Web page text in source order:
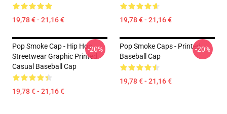
19,78 € - 21,16 € 19,78 € - 21,16 €
Pop Smoke Cap - Hip Hop
Streetwear Graphic Printed
Casual Baseball Cap
19,78 € - 21,16 €
-20%
Pop Smoke Caps - Printed
Baseball Cap
19,78 € - 21,16 €
-20%